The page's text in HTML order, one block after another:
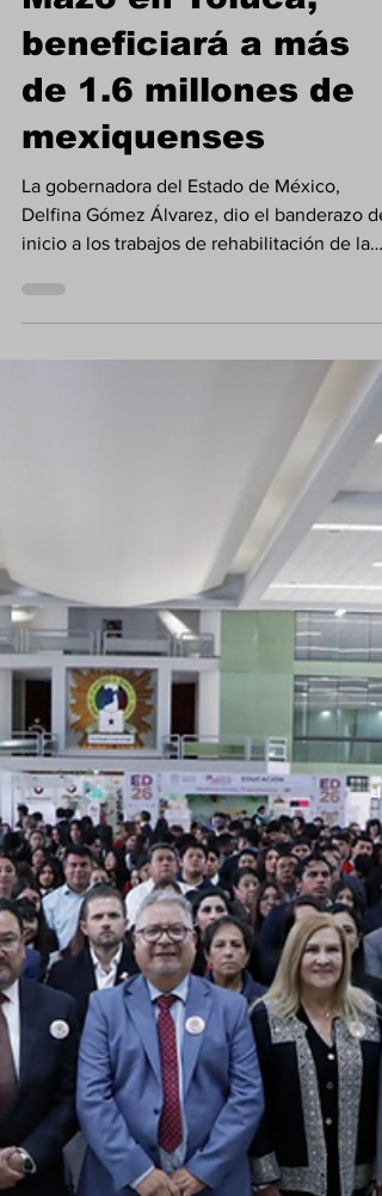
Avenida Alfredo del
Mazo en Toluca;
beneficiará a más
de 1.6 millones de
mexiquenses
La gobernadora del Estado de México,
Delfina Gómez Álvarez, dio el banderazo de
vialidades más importantes de la capital
mexiquense, con una inversión superior a
30 millones de pesos y un beneficio
estimado para más de 1 millón 623 mil